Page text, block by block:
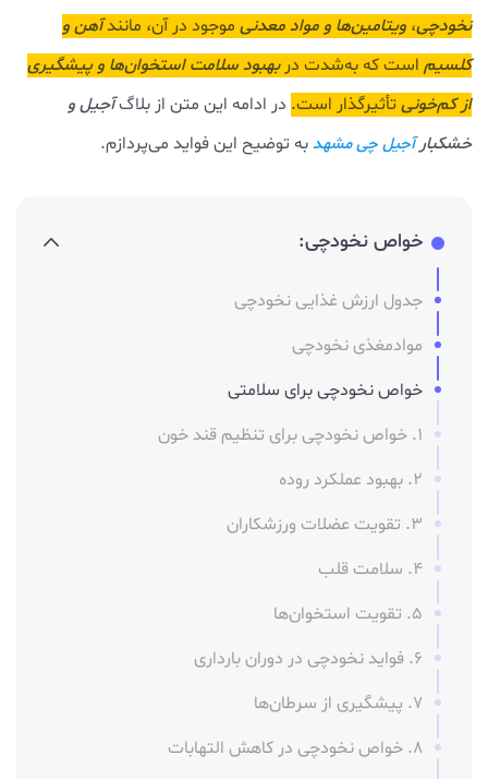
نخودچی، ویتامین‌ها و مواد معدنی موجود در آن، مانندآهن و
کلسیم است که به‌شدت دربهبود سلامت استخوان‌ها و پیشگیری
از کم‌خونی تأثیرگذار است. در ادامه این متن از بلاگآجیل و
خشکبارآجیل چی مشهدبه توضیح این فواید می‌پردازم.
خواص نخودچی:
جدول ارزش غذایی نخودچی
موادمغذی نخودچی
خواص نخودچی برای سلامتی
1. خواص نخودچی برای تنظیم قند خون
2. بهبود عملکرد روده
3. تقویت عضلات ورزشکاران
4. سلامت قلب
5. تقویت استخوان‌ها
6. فواید نخودچی در دوران بارداری
7. پیشگیری از سرطان‌ها
8. خواص نخودچی در کاهش التهابات